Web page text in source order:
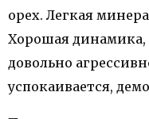
орех. Легкая
Хорошая динамика,
довольно
успокаивается,